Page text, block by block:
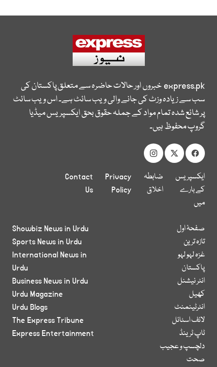
express.pkخبروں اور حالات حاضرہ سے متعلق پاکستان کی
سب سے زیادہ وزٹ کی جانے والی ویب سائٹ ہے۔ اس ویب سائٹ
پر شائع شدہ تمام مواد کے جملہ حقوق بحق ایکسپریس میڈیا
گروپ محفوظ ہیں۔
ایکسپریس
کے بارے
میں
ضابطہ
اخلاق
Privacy
Policy
Contact
Us
صفحۂ اول
تازہ ترین
غزہ لہو لہو
پاکستان
انٹر نیشنل
کھیل
انٹرٹینمنٹ
لائف اسٹائل
ٹاپ ٹرینڈ
دلچسپ و عجیب
صحت
Showbiz News in Urdu
Sports News in Urdu
International News in
Urdu
Business News in Urdu
Urdu Magazine
Urdu Blogs
The Express Tribune
Express Entertainment